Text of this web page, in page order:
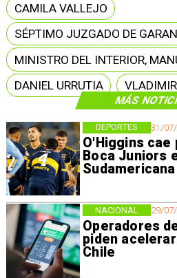
MÁS
31/
O'Higgins
Boca Juniors
Sudamericana
DEPORTES
29/
Operadores
piden
Chile
NACIONAL
CAMILA VALLEJO
SÉPTIMO JUZGADO DE
MINISTRO DEL INTERIOR,
DANIEL URRUTIA